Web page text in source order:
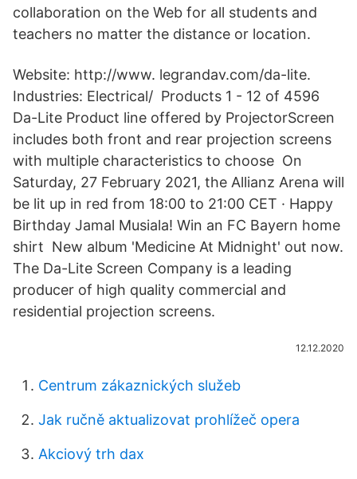
collaboration on the Web for all students and
teachers no matter the distance or location.
Website: http://www. legrandav.com/da-lite.
Industries: Electrical/ Products 1 - 12 of 4596
Da-Lite Product line offered by ProjectorScreen
includes both front and rear projection screens
with multiple characteristics to choose On
Saturday, 27 February 2021, the Allianz Arena will
be lit up in red from 18:00 to 21:00 CET · Happy
Birthday Jamal Musiala! Win an FC Bayern home
shirt New album 'Medicine At Midnight' out now.
The Da-Lite Screen Company is a leading
producer of high quality commercial and
residential projection screens.
12.12.2020
Centrum zákaznických služeb
Jak ručně aktualizovat prohlížeč opera
Akciový trh dax